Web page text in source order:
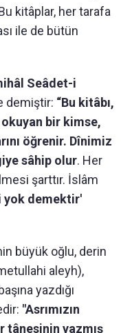
kitâplar, her tarafa
ile de bütün
Seâdet-i
demiştir: “Bu kitâbı,
bir kimse,
öğrenir. Dînimiz
sâhip olur. Her
şarttır. İslâm
yok demektir'
büyük oğlu, derin
aleyh),
yazdığı
"Asrımızın
tânesinin yazmış